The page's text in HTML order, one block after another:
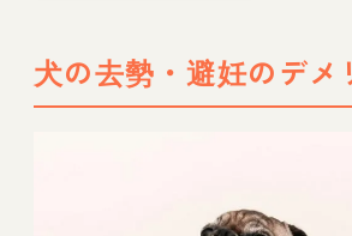
犬の去勢・避妊のデメ